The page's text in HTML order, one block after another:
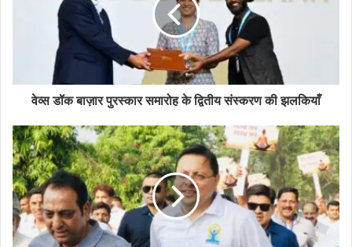
वेव्स डॉक बाज़ार पुरस्कार समारोह के द्वितीय संस्करण की झलकियाँ